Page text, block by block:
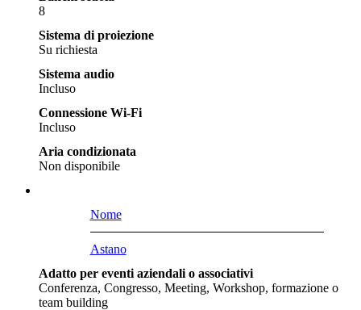
8
Sistema di proiezione
Su richiesta
Sistema audio
Incluso
Connessione Wi-Fi
Incluso
Aria condizionata
Non disponibile
Nome
Astano
Adatto per eventi aziendali o associativi
Conferenza, Congresso, Meeting, Workshop, formazione o
team building